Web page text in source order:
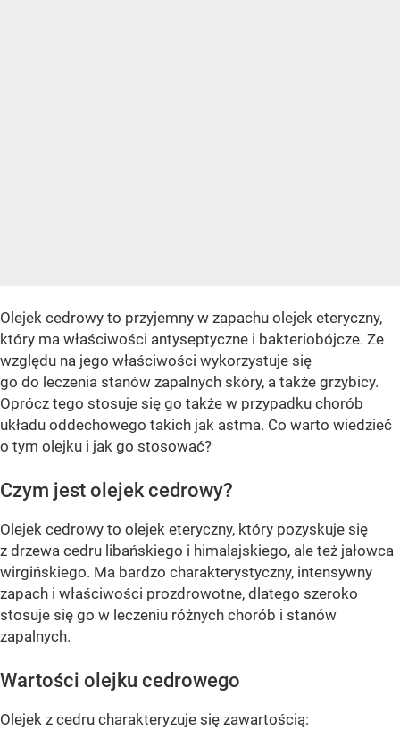
Olejek cedrowy to przyjemny w zapachu olejek eteryczny,
który ma właściwości antyseptyczne i bakteriobójcze. Ze
względu na jego właściwości wykorzystuje się
go do leczenia stanów zapalnych skóry, a także grzybicy.
Oprócz tego stosuje się go także w przypadku chorób
układu oddechowego takich jak astma. Co warto wiedzieć
o tym olejku i jak go stosować?
Czym jest olejek cedrowy?
Olejek cedrowy to olejek eteryczny, który pozyskuje się
z drzewa cedru libańskiego i himalajskiego, ale też jałowca
wirgińskiego. Ma bardzo charakterystyczny, intensywny
zapach i właściwości prozdrowotne, dlatego szeroko
stosuje się go w leczeniu różnych chorób i stanów
zapalnych.
Wartości olejku cedrowego
Olejek z cedru charakteryzuje się zawartością: